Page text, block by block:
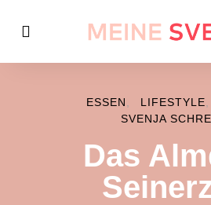
ESSEN LIFESTYLE
SVENJA
Das